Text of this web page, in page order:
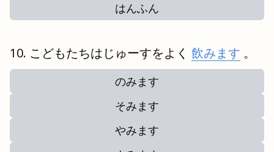
はんふん
こどもたちはじゅーすをよく 飲みます 。
のみます
そみます
やみます